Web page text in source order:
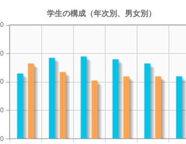
学生の構成（年次別、男女別）
0